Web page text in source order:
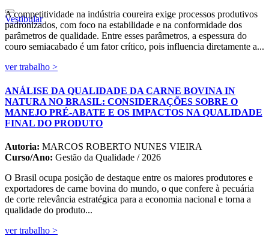
Vestibular
A competitividade na indústria coureira exige processos produtivos
padronizados, com foco na estabilidade e na conformidade dos
parâmetros de qualidade. Entre esses parâmetros, a espessura do
couro semiacabado é um fator crítico, pois influencia diretamente a...
ver trabalho >
ANÁLISE DA QUALIDADE DA CARNE BOVINA IN
NATURA NO BRASIL: CONSIDERAÇÕES SOBRE O
MANEJO PRÉ-ABATE E OS IMPACTOS NA QUALIDADE
FINAL DO PRODUTO
Autoria: MARCOS ROBERTO NUNES VIEIRA
Curso/Ano: Gestão da Qualidade / 2026
O Brasil ocupa posição de destaque entre os maiores produtores e
exportadores de carne bovina do mundo, o que confere à pecuária
de corte relevância estratégica para a economia nacional e torna a
qualidade do produto...
ver trabalho >